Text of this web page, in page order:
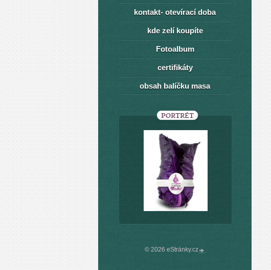
kontakt- otevírací doba
kde zelí koupíte
Fotoalbum
certifikáty
obsah balíčku masa
PORTRÉT
© 2026 eStránky.cz